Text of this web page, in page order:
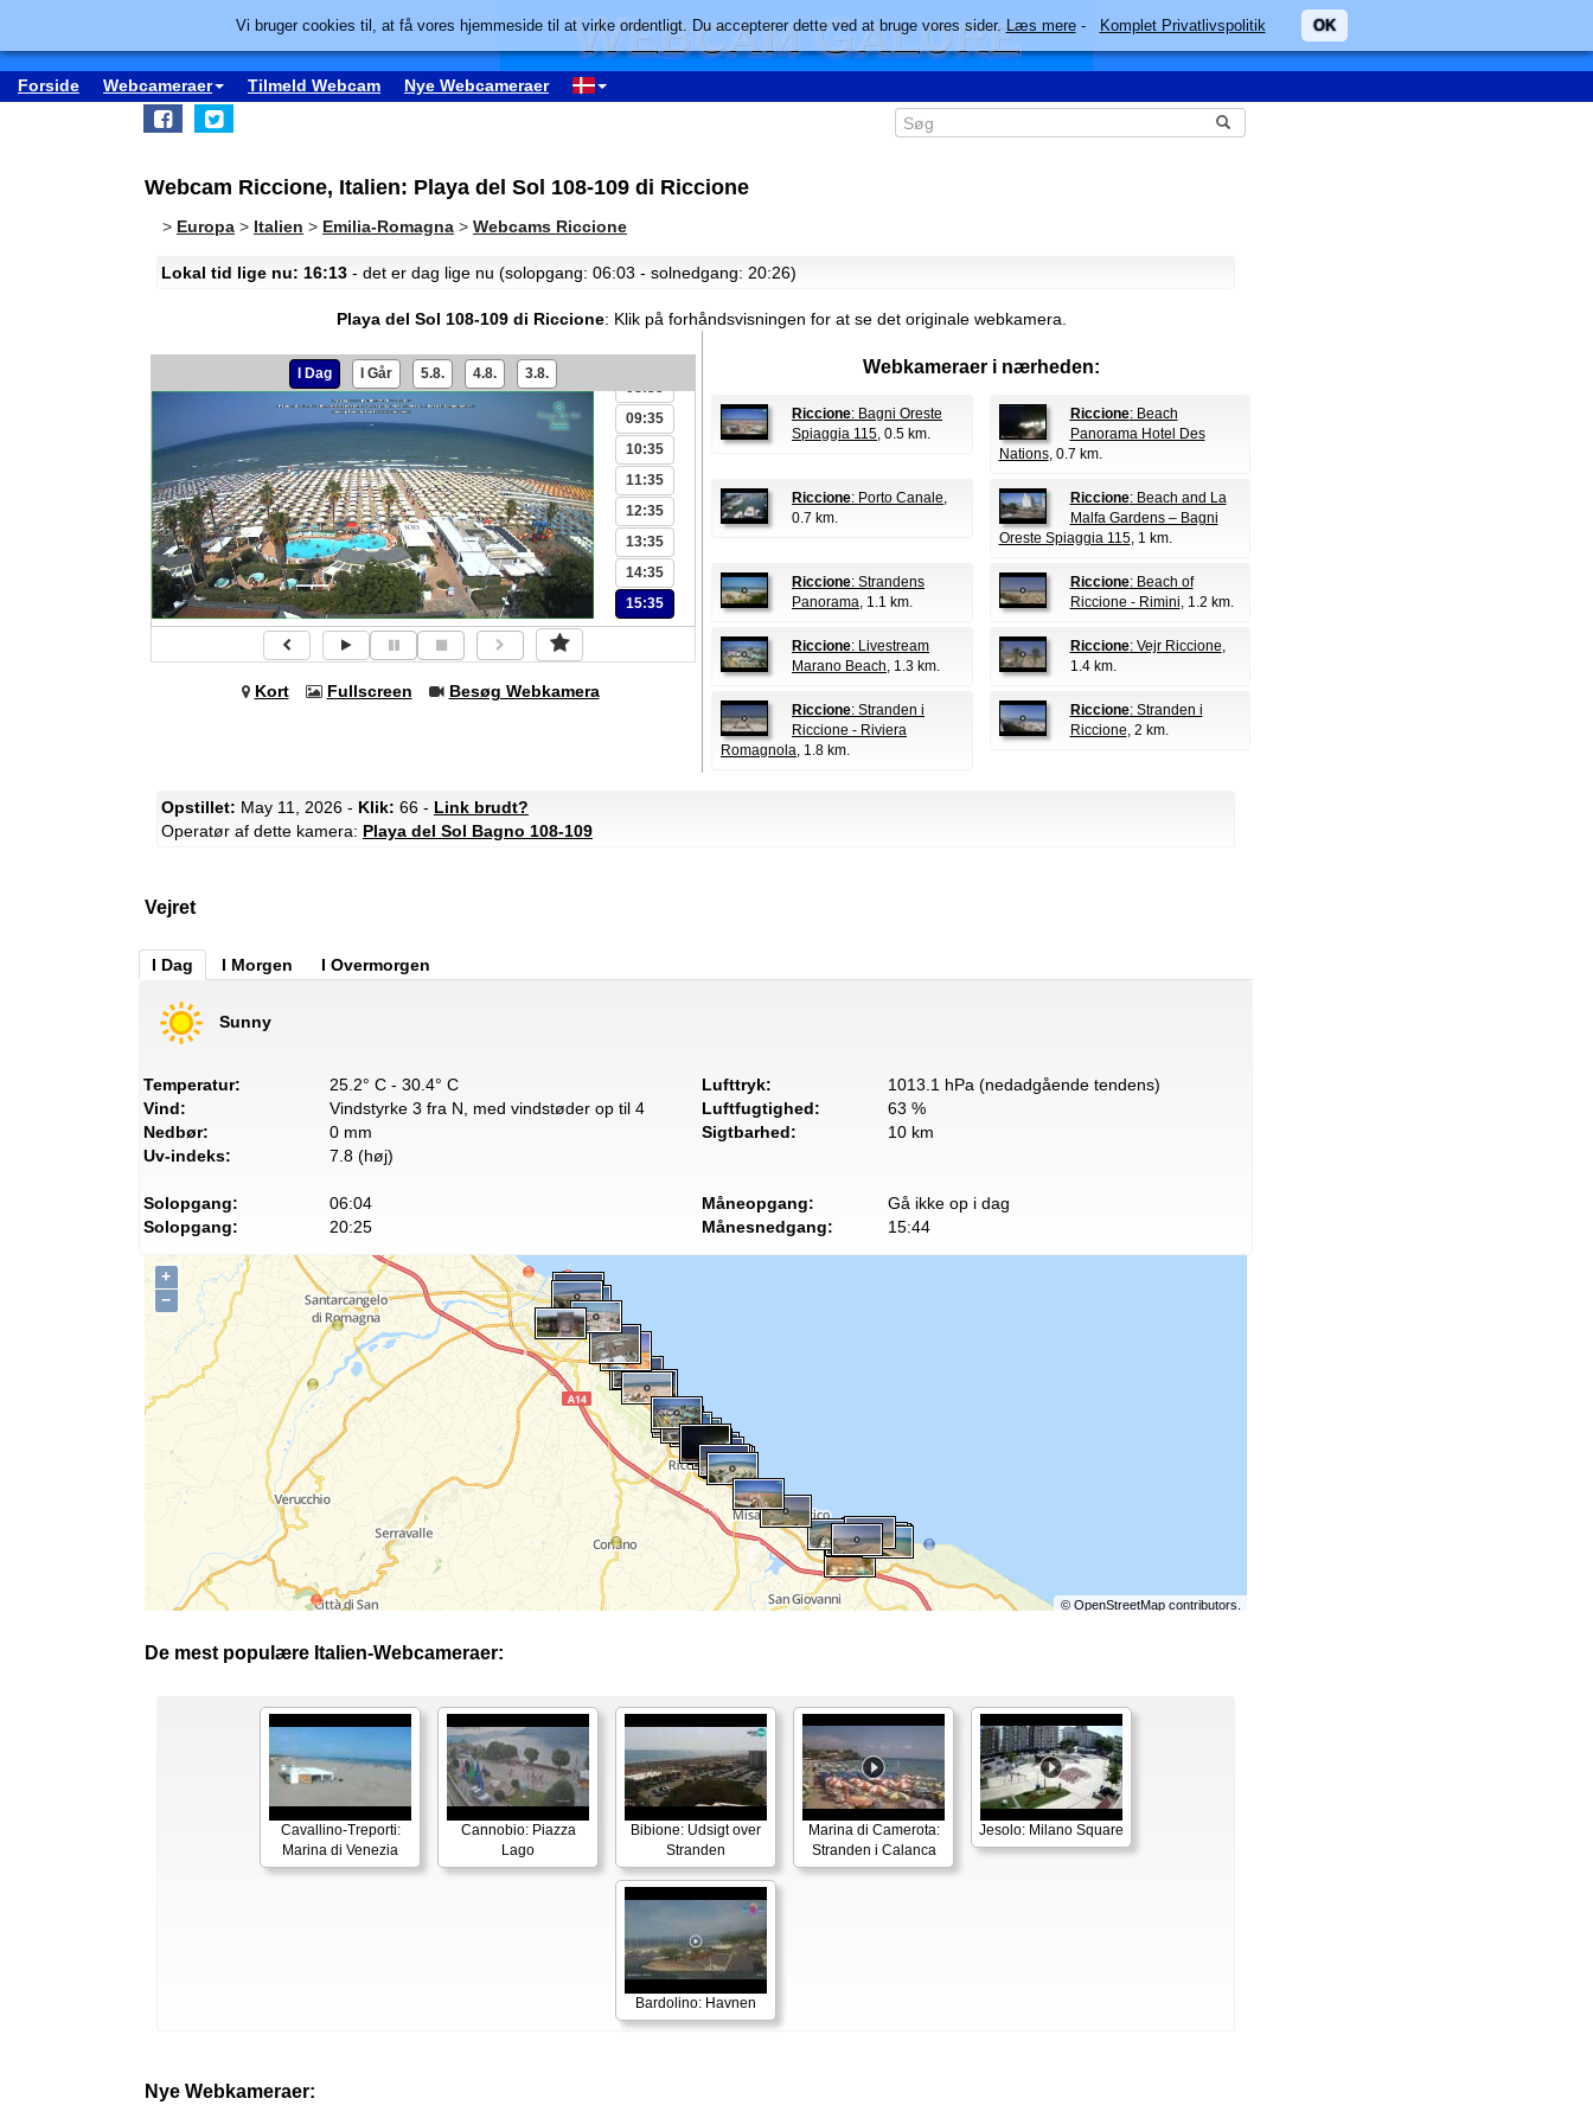
Forside Webcameraer Tilmeld Webcam Nye Webcameraer
Webcam Riccione, Italien: Playa del Sol 108-109 di Riccione
> Europa > Italien > Emilia-Romagna > Webcams Riccione
Lokal tid lige nu: 16:13 - det er dag lige nu (solopgang: 06:03 - solnedgang: 20:26)
Playa del Sol 108-109 di Riccione: Klik på forhåndsvisningen for at se det originale webkamera.
I Dag I Går 5.8. 4.8. 3.8.
03:35
04:35
06:35
07:35
08:35
09:35
10:35
11:35
12:35
13:35
14:35
15:35
Kort Fullscreen Besøg Webkamera
Webkameraer i nærheden:
Riccione: Bagni Oreste
Spiaggia 115, 0.5 km.
Riccione: Beach
Panorama Hotel Des
Nations, 0.7 km.
Riccione: Porto Canale,
0.7 km.
Riccione: Beach and La
Malfa Gardens – Bagni
Oreste Spiaggia 115, 1 km.
Riccione: Strandens
Panorama, 1.1 km.
Riccione: Beach of
Riccione - Rimini, 1.2 km.
Riccione: Livestream
Marano Beach, 1.3 km.
Riccione: Vejr Riccione,
1.4 km.
Riccione: Stranden i
Riccione - Riviera
Romagnola, 1.8 km.
Riccione: Stranden i
Riccione, 2 km.
Opstillet: May 11, 2026 - Klik: 66 - Link brudt?
Operatør af dette kamera: Playa del Sol Bagno 108-109
Vejret
I Dag I Morgen I Overmorgen
Sunny
Temperatur:
25.2° C - 30.4° C
Vind:
Vindstyrke 3 fra N, med vindstøder op til 4
Nedbør:
0 mm
Uv-indeks:
7.8 (høj)
Lufttryk:
1013.1 hPa (nedadgående tendens)
Luftfugtighed:
63 %
Sigtbarhed:
10 km
Solopgang:
06:04
Solopgang:
20:25
Måneopgang:
Gå ikke op i dag
Månesnedgang:
15:44
+
−
© OpenStreetMapcontributors.
De mest populære Italien-Webcameraer:
Cavallino-Treporti:
Marina di Venezia
Cannobio: Piazza
Lago
Bibione: Udsigt over
Stranden
Marina di Camerota:
Stranden i Calanca
Jesolo: Milano Square
Bardolino: Havnen
Nye Webkameraer:
Vi bruger cookies til, at få vores hjemmeside til at virke ordentligt. Du accepterer dette ved at bruge vores sider.Læs mere- Komplet Privatlivspolitik OK